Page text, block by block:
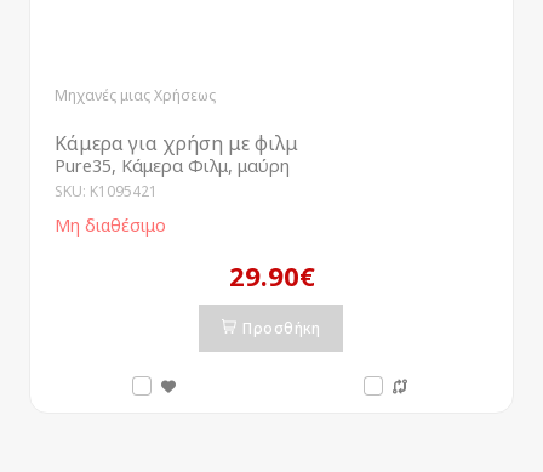
Μηχανές μιας Χρήσεως
Κάμερα για χρήση με φιλμ
Pure35, Κάμερα Φιλμ, μαύρη
SKU: K1095421
Μη διαθέσιμο
29.90€
Προσθήκη